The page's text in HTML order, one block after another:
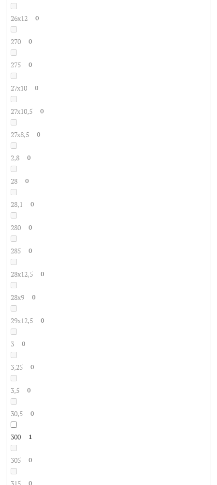
26x12 0
270 0
275 0
27x10 0
27x10,5 0
27x8,5 0
2,8 0
28 0
28,1 0
280 0
285 0
28x12,5 0
28x9 0
29x12,5 0
3 0
3,25 0
3,5 0
30,5 0
300 1
305 0
0